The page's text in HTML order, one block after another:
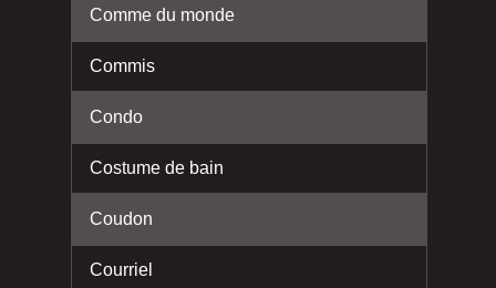
Comme du monde
Commis
Condo
Costume de bain
Coudon
Courriel